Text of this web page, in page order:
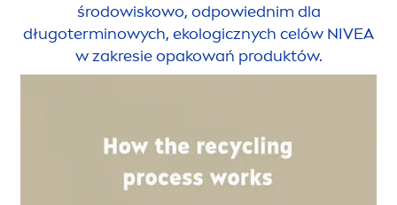
środowiskowo, odpowiednim dla
długoterminowych, ekologicznych celów NIVEA
w zakresie opakowań produktów.